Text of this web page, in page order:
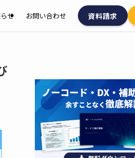
せ お問い合わせ 資料請求